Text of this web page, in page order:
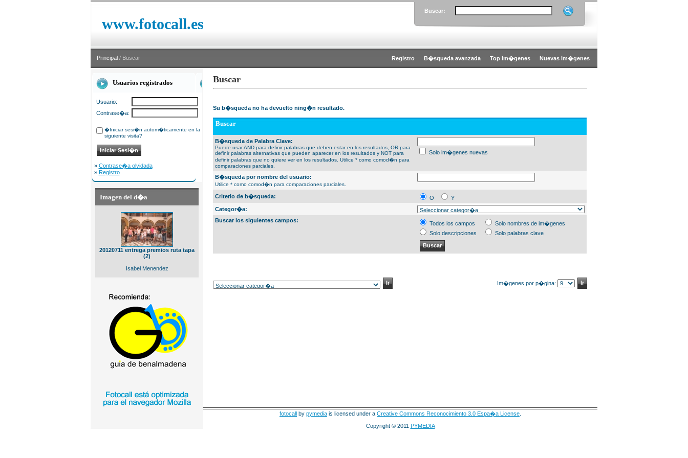
www.fotocall.es
Buscar:
Principal / Buscar Registro B�squeda avanzada Top im�genes Nuevas im�genes
Usuarios registrados
Usuario:
Contrase�a:
�Iniciar sesi�n autom�ticamente en la
siguiente visita?
» Contrase�a olvidada
» Registro
Imagen del d�a
20120711 entrega premios ruta tapa
(2)
Isabel Menendez
Buscar
Su b�squeda no ha devuelto ning�n resultado.
Buscar
B�squeda de Palabra Clave:
Puede usar AND para definir palabras que deben estar en los resultados, OR para
definir palabras alternativas que pueden aparecer en los resultados y NOT para
definir palabras que no quiere ver en los resultados. Utilice * como comod�n para
comparaciones parciales.
Solo im�genes nuevas
B�squeda por nombre del usuario:
Utilice * como comod�n para comparaciones parciales.
Criterio de b�squeda: O
Y
Categor�a:
Buscar los siguientes campos:
Todos los campos
Solo nombres de im�genes
Solo descripciones
Solo palabras clave
Im�genes por p�gina:
fotocall by pymedia is licensed under a Creative Commons Reconocimiento 3.0 Espa�a License
Copyright © 2011 PYMEDIA